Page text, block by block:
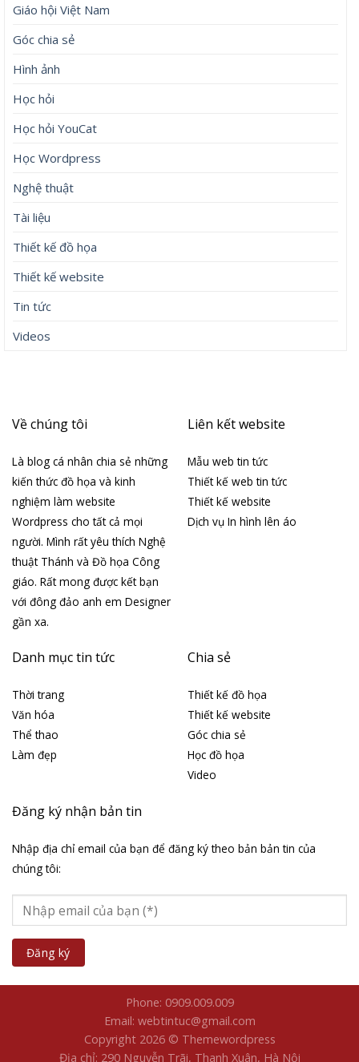
Giáo hội Việt Nam
Góc chia sẻ
Hình ảnh
Học hỏi
Học hỏi YouCat
Học Wordpress
Nghệ thuật
Tài liệu
Thiết kế đồ họa
Thiết kế website
Tin tức
Videos
Về chúng tôi
Là blog cá nhân chia sẻ những
kiến thức đồ họa và kinh
nghiệm làm website
Wordpress cho tất cả mọi
người. Mình rất yêu thích Nghệ
thuật Thánh và Đồ họa Công
giáo. Rất mong được kết bạn
với đông đảo anh em Designer
gần xa.
Liên kết website
Mẫu web tin tức
Thiết kế web tin tức
Thiết kế website
Dịch vụ In hình lên áo
Danh mục tin tức
Thời trang
Văn hóa
Thể thao
Làm đẹp
Chia sẻ
Thiết kế đồ họa
Thiết kế website
Góc chia sẻ
Học đồ họa
Video
Đăng ký nhận bản tin
Nhập địa chỉ email của bạn để đăng ký theo bản bản tin của
chúng tôi:
Phone: 0909.009.009
Email: webtintuc@gmail.com
Copyright 2026 © Themewordpress
Địa chỉ: 290 Nguyễn Trãi, Thanh Xuân, Hà Nội